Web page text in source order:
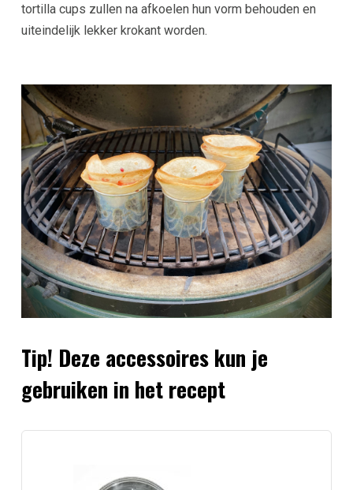
tortilla cups zullen na afkoelen hun vorm behouden en
uiteindelijk lekker krokant worden.
Tip! Deze accessoires kun je
gebruiken in het recept